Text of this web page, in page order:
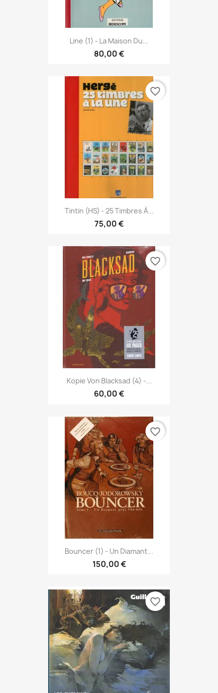
Line (1) - La Maison Du...
80,00 €
Tintin (HS) - 25 Timbres À...
75,00 €
favorite_border
Kopie Von Blacksad (4) -...
60,00 €
favorite_border
Bouncer (1) - Un Diamant...
150,00 €
favorite_border
favorite_border